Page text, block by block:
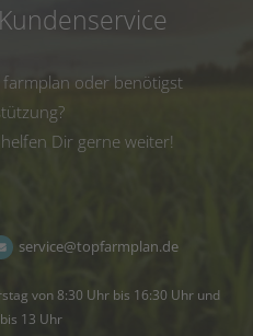
oder benötigst
Dir gerne weiter!
service@topfarmplan.de
von 8:30 Uhr bis 16:30 Uhr und
13 Uhr